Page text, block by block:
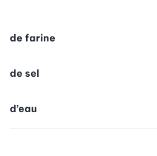
de farine
de sel
d’eau